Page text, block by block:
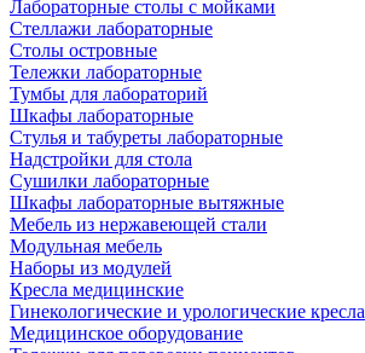
Лабораторные столы с мойками
Стеллажи лабораторные
Столы островные
Тележки лабораторные
Тумбы для лабораторий
Шкафы лабораторные
Стулья и табуреты лабораторные
Надстройки для стола
Сушилки лабораторные
Шкафы лабораторные вытяжные
Мебель из нержавеющей стали
Модульная мебель
Наборы из модулей
Кресла медицинские
Гинекологические и урологические кресла
Медицинское оборудование